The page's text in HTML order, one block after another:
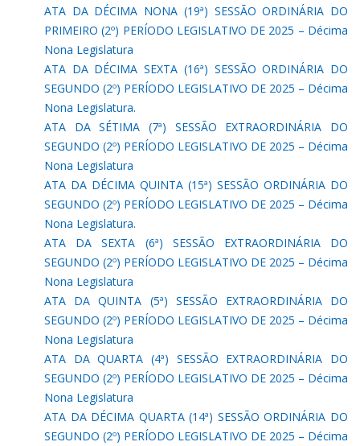
ATA DA DÉCIMA NONA (19ª) SESSÃO ORDINÁRIA DO
PRIMEIRO (2º) PERÍODO LEGISLATIVO DE 2025 – Décima
Nona Legislatura
ATA DA DÉCIMA SEXTA (16ª) SESSÃO ORDINÁRIA DO
SEGUNDO (2º) PERÍODO LEGISLATIVO DE 2025 – Décima
Nona Legislatura.
ATA DA SÉTIMA (7ª) SESSÃO EXTRAORDINÁRIA DO
SEGUNDO (2º) PERÍODO LEGISLATIVO DE 2025 – Décima
Nona Legislatura
ATA DA DÉCIMA QUINTA (15ª) SESSÃO ORDINÁRIA DO
SEGUNDO (2º) PERÍODO LEGISLATIVO DE 2025 – Décima
Nona Legislatura.
ATA DA SEXTA (6ª) SESSÃO EXTRAORDINÁRIA DO
SEGUNDO (2º) PERÍODO LEGISLATIVO DE 2025 – Décima
Nona Legislatura
ATA DA QUINTA (5ª) SESSÃO EXTRAORDINÁRIA DO
SEGUNDO (2º) PERÍODO LEGISLATIVO DE 2025 – Décima
Nona Legislatura
ATA DA QUARTA (4ª) SESSÃO EXTRAORDINÁRIA DO
SEGUNDO (2º) PERÍODO LEGISLATIVO DE 2025 – Décima
Nona Legislatura
ATA DA DÉCIMA QUARTA (14ª) SESSÃO ORDINÁRIA DO
SEGUNDO (2º) PERÍODO LEGISLATIVO DE 2025 – Décima